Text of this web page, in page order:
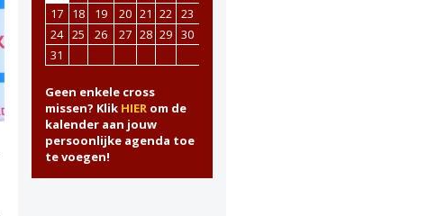
17
18 19 20 21 22 23
24 25 26 27 28 29 30
31
Geen enkele cross
missen? Klik HIERom de
kalender aan jouw
persoonlijke agenda toe
te voegen!